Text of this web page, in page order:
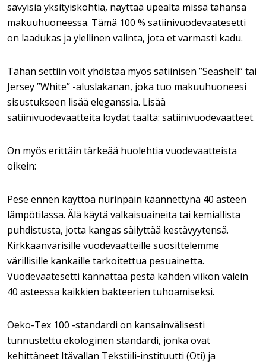
sävyisiä yksityiskohtia, näyttää upealta missä tahansa
makuuhuoneessa. Tämä 100 % satiinivuodevaatesetti
on laadukas ja ylellinen valinta, jota et varmasti kadu.
Tähän settiin voit yhdistää myös satiinisen ”Seashell” tai
Jersey ”White” -aluslakanan, joka tuo makuuhuoneesi
sisustukseen lisää eleganssia. Lisää
satiinivuodevaatteita löydät täältä: satiinivuodevaatteet.
On myös erittäin tärkeää huolehtia vuodevaatteista
oikein:
Pese ennen käyttöä nurinpäin käännettynä 40 asteen
lämpötilassa. Älä käytä valkaisuaineita tai kemiallista
puhdistusta, jotta kangas säilyttää kestävyytensä.
Kirkkaanvärisille vuodevaatteille suosittelemme
värillisille kankaille tarkoitettua pesuainetta.
Vuodevaatesetti kannattaa pestä kahden viikon välein
40 asteessa kaikkien bakteerien tuhoamiseksi.
Oeko-Tex 100 -standardi on kansainvälisesti
tunnustettu ekologinen standardi, jonka ovat
kehittäneet Itävallan Tekstiili-instituutti (Oti) ja